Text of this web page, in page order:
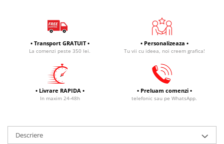
• Transport GRATUIT •
La comenzi peste 350 lei.
• Personalizeaza •
Tu vii cu ideea, noi creem grafica!
• Livrare RAPIDA •
In maxim 24-48h
• Preluam comenzi •
telefonic sau pe WhatsApp.
Descriere